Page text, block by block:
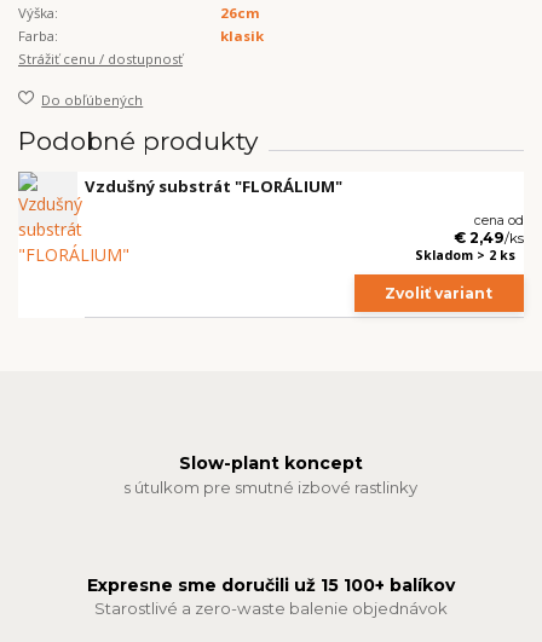
Výška:
26cm
Farba:
klasik
Strážiť cenu / dostupnosť
Do obľúbených
Podobné produkty
Vzdušný substrát "FLORÁLIUM"
cena od
€ 2,49/ks
Skladom > 2 ks
Zvoliť variant
Slow-plant koncept
s útulkom pre smutné izbové rastlinky
Expresne sme doručili už 15 100+ balíkov
Starostlivé a zero-waste balenie objednávok